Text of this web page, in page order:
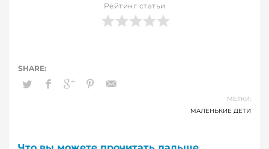
Рейтинг статьи
МЕТКИ:
МАЛЕНЬКИЕ ДЕТИ